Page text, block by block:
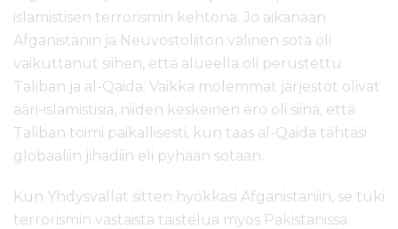
islamistisen terrorismin kehtona. Jo aikanaan
Afganistanin ja Neuvostoliiton välinen sota oli
vaikuttanut siihen, että alueella oli perustettu
Taliban ja al-Qaida. Vaikka molemmat järjestöt olivat
ääri-islamistisia, niiden keskeinen ero oli siinä, että
Taliban toimi paikallisesti, kun taas al-Qaida tähtäsi
globaaliin jihadiin eli pyhään sotaan.
Kun Yhdysvallat sitten hyökkäsi Afganistaniin, se tuki
terrorismin vastaista taistelua myös Pakistanissa.